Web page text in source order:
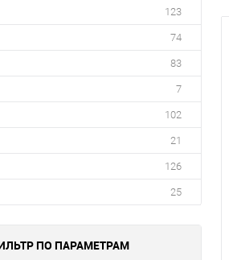
123
74
83
7
102
21
126
25
ПО ПАРАМЕТРАМ